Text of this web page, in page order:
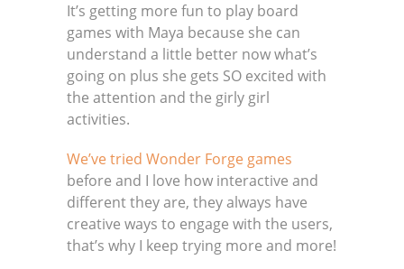
It’s getting more fun to play board
games with Maya because she can
understand a little better now what’s
going on plus she gets SO excited with
the attention and the girly girl
activities.
We’ve tried Wonder Forge games
before and I love how interactive and
different they are, they always have
creative ways to engage with the users,
that’s why I keep trying more and more!